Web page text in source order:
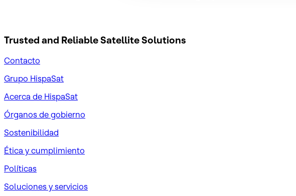
Trusted and ReliableSatellite Solutions
Contacto
Grupo HispaSat
Acerca de HispaSat
Órganos de gobierno
Sostenibilidad
Ética y cumplimiento
Políticas
Soluciones y servicios